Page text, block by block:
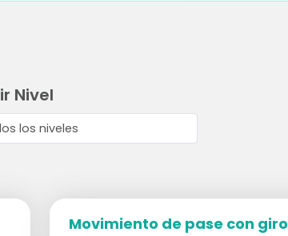
Nivel
Movimiento de pase con giro